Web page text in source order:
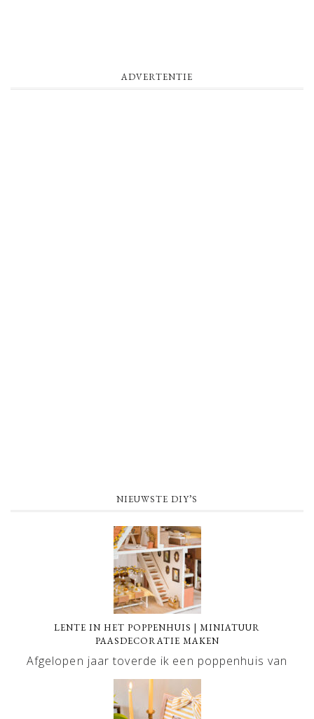
ADVERTENTIE
NIEUWSTE DIY’S
LENTE IN HET POPPENHUIS | MINIATUUR
PAASDECORATIE MAKEN
Afgelopen jaar toverde ik een poppenhuis van